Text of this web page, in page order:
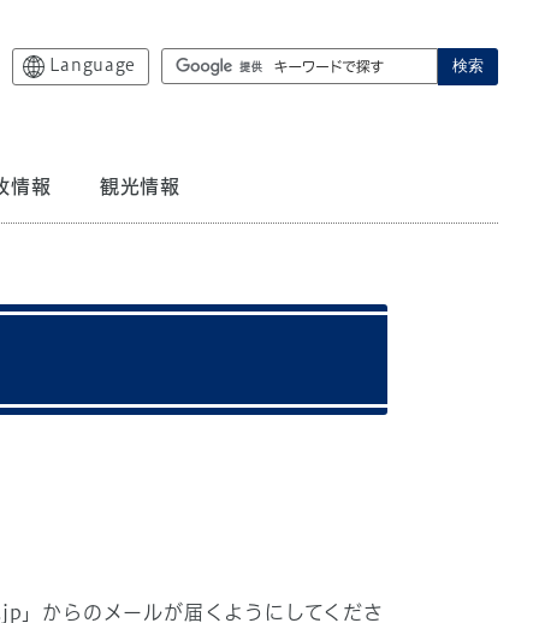
Language 検索
情報 観光情報
からのメールが届くようにしてくださ